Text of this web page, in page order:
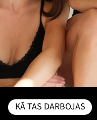
KĀ TAS DARBOJAS